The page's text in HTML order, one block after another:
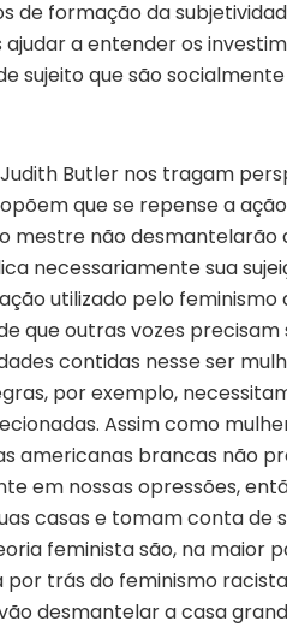
de formação da
a entender os
sujeito que são socialmente
Butler nos tragam
que se repense a
mestre não desmantelarão
necessariamente sua
utilizado pelo feminismo
que outras vozes precisam
contidas nesse ser
por exemplo,
Assim como
americanas brancas não
em nossas opressões,
casas e tomam conta de
feminista são, na maior
trás do feminismo
desmantelar a casa